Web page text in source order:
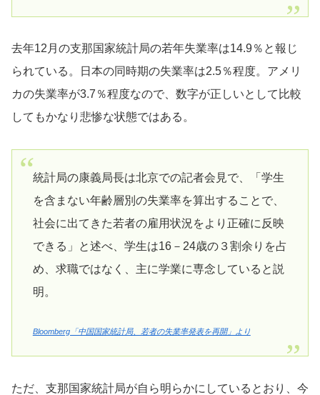
去年12月の支那国家統計局の若年失業率は14.9％と報じ
られている。日本の同時期の失業率は2.5％程度。アメリ
カの失業率が3.7％程度なので、数字が正しいとして比較
してもかなり悲惨な状態ではある。
統計局の康義局長は北京での記者会見で、「学生
を含まない年齢層別の失業率を算出することで、
社会に出てきた若者の雇用状況をより正確に反映
できる」と述べ、学生は16－24歳の３割余りを占
め、求職ではなく、主に学業に専念していると説
明。
Bloomberg「中国国家統計局、若者の失業率発表を再開」より
ただ、支那国家統計局が自ら明らかにしているとおり、今